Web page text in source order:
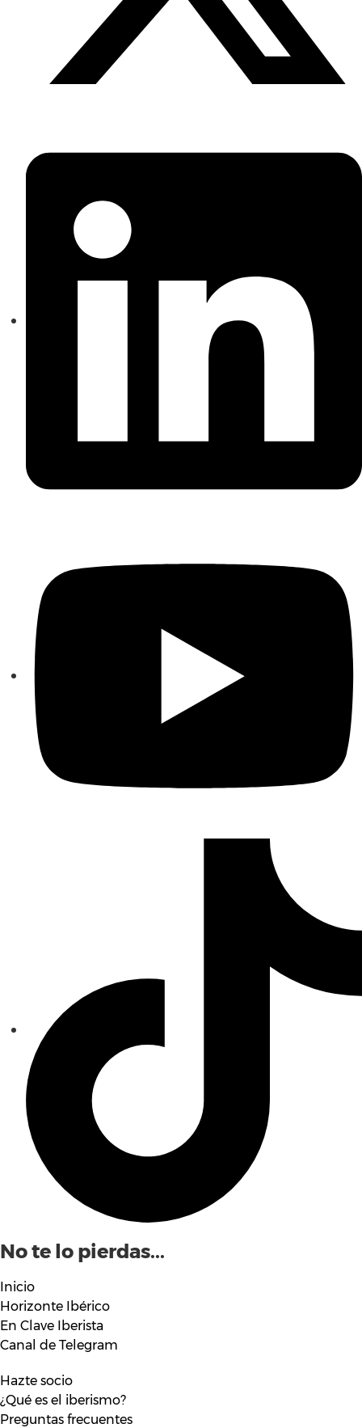
No te lo pierdas...
Inicio
Horizonte Ibérico
En Clave Iberista
Canal de Telegram
Hazte socio
¿Qué es el iberismo?
Preguntas frecuentes